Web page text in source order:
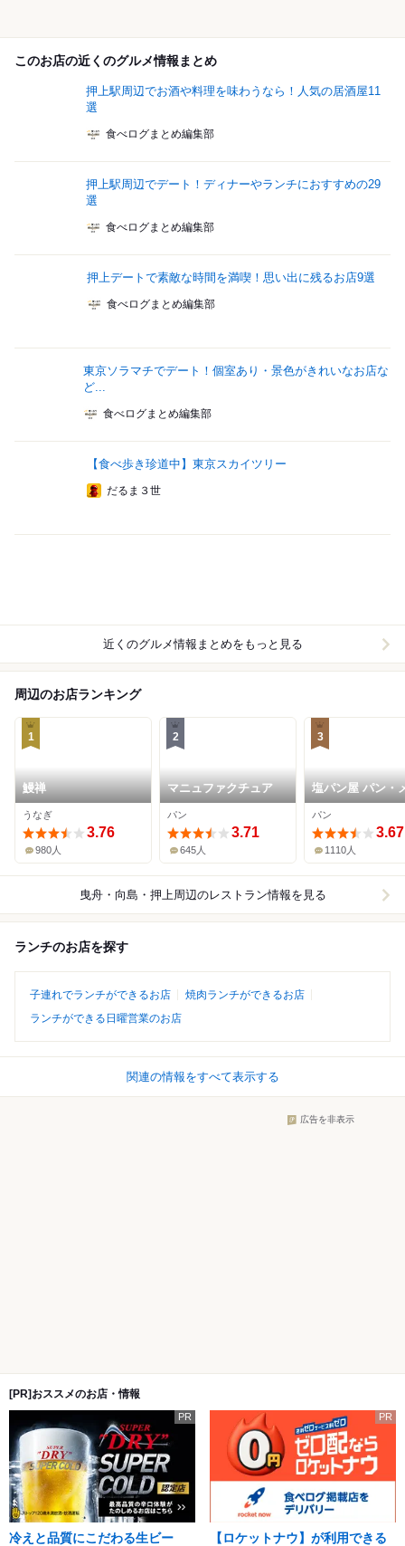
このお店の近くのグルメ情報まとめ
押上駅周辺でお酒や料理を味わうなら！人気の居酒屋11
選
食べログまとめ編集部
押上駅周辺でデート！ディナーやランチにおすすめの29
選
食べログまとめ編集部
押上デートで素敵な時間を満喫！思い出に残るお店9選
食べログまとめ編集部
東京ソラマチでデート！個室あり・景色がきれいなお店な
ど...
食べログまとめ編集部
【食べ歩き珍道中】東京スカイツリー
だるま３世
近くのグルメ情報まとめをもっと見る
周辺のお店ランキング
1
鰻禅
うなぎ
3.76
980人
2
マニュファクチュア
パン
3.71
645人
3
塩パン屋 パン・
ン すみだ浅草通
パン
3.67
1110人
曳舟・向島・押上周辺のレストラン情報を見る
ランチのお店を探す
子連れでランチができるお店
焼肉ランチができるお店
ランチができる日曜営業のお店
関連の情報をすべて表示する
広告を非表示
[PR]おススメのお店・情報
PR
冷えと品質にこだわる生ビー
PR
【ロケットナウ】が利用できる